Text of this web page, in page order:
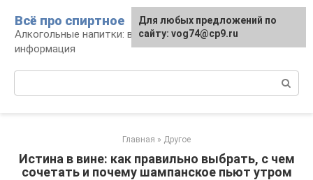
контенту
Всё про спиртное
Алкогольные напитки: виды, рецепты,
информация
Главная » Другое
Истина в вине: как правильно выбрать, с чем
сочетать и почему шампанское пьют утром
Для любых предложений по
сайту: vog74@cp9.ru